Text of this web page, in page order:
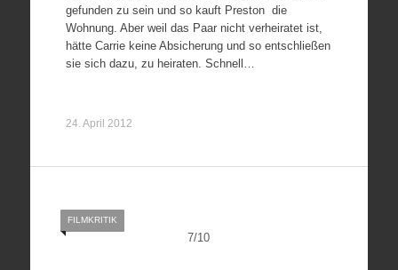
gefunden zu sein und so kauft Preston die
Wohnung. Aber weil das Paar nicht verheiratet ist,
hätte Carrie keine Absicherung und so entschließen
sie sich dazu, zu heiraten. Schnell…
24. April 2012
7/10
FILMKRITIK